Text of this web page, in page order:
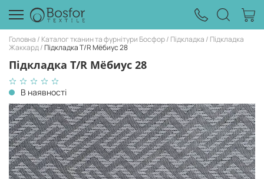
Головна Каталог тканин та фурнітури Босфор Підкладка
Підкладка
Жаккард Підкладка T/R Мёбиус 28
Підкладка T/R Мёбиус 28
В наявності